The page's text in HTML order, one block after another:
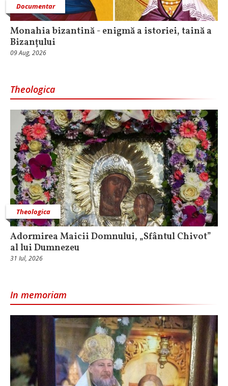
Documentar
Monahia bizantină - enigmă a istoriei, taină a
Bizanțului
09 Aug, 2026
Theologica
Theologica
Adormirea Maicii Domnului, „Sfântul Chivot”
al lui Dumnezeu
31 Iul, 2026
In memoriam